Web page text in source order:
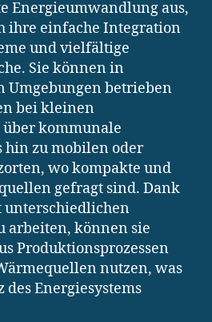
Energieumwandlung aus,
ihre einfache Integration
und vielfältige
Sie können in
Umgebungen betrieben
bei kleinen
kommunale
hin zu mobilen oder
wo kompakte und
gefragt sind. Dank
arbeiten, können sie
Produktionsprozessen
nutzen, was
des Energiesystems